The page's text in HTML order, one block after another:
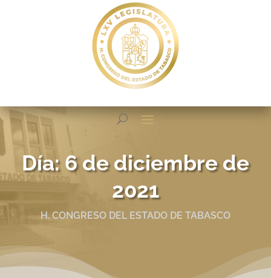
Día:6 de diciembre de
2021
H. CONGRESO DEL ESTADO DE TABASCO